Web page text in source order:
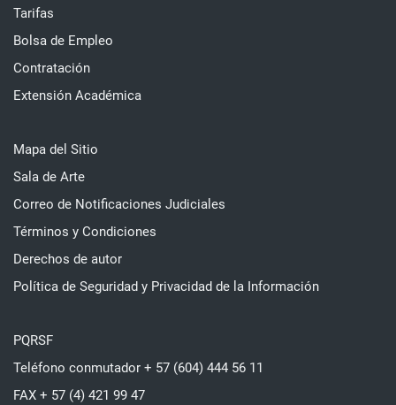
Tarifas
Bolsa de Empleo
Contratación
Extensión Académica
Mapa del Sitio
Sala de Arte
Correo de Notificaciones Judiciales
Términos y Condiciones
Derechos de autor
Política de Seguridad y Privacidad de la Información
PQRSF
Teléfono conmutador + 57 (604) 444 56 11
FAX + 57 (4) 421 99 47